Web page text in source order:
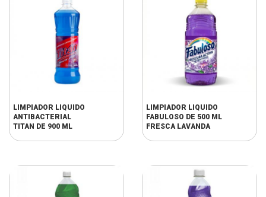
LIMPIADOR LIQUIDO
ANTIBACTERIAL
TITAN DE 900 ML
LIMPIADOR LIQUIDO
FABULOSO DE 500 ML
FRESCA LAVANDA